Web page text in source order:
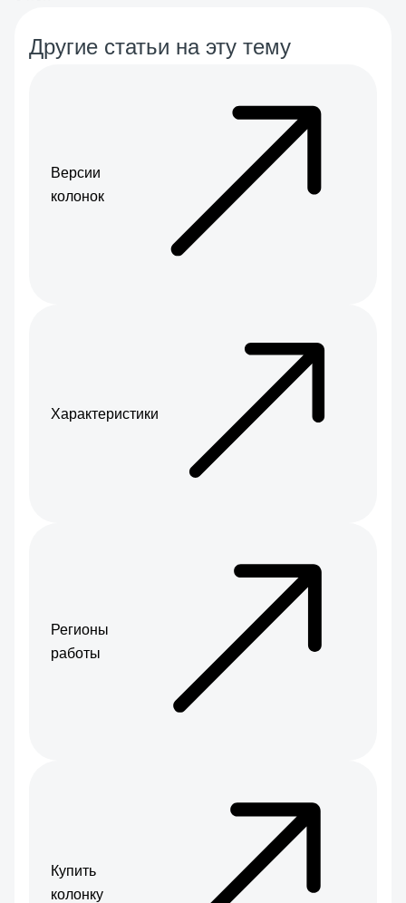
Другие статьи на эту тему
Версии
колонок
Характеристики
Регионы
работы
Купить
колонку